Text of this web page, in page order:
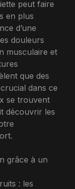
peut faire
en plus
d’une
douleurs
musculaire et
que des
dans ce
se trouvent
découvrir les
grâce à un
: les